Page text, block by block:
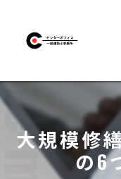
大規模修
の6